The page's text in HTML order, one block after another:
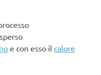
e con esso il calore